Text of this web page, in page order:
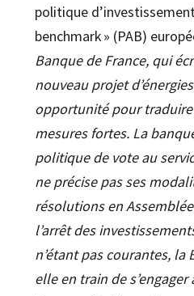
politique
benchmark » (PAB)
Banque de France, qui
nouveau projet
opportunité pour
mesures fortes. La
politique de vote au
ne précise pas ses
résolutions en
l’arrêt des
n’étant pas courantes, la
elle en train de